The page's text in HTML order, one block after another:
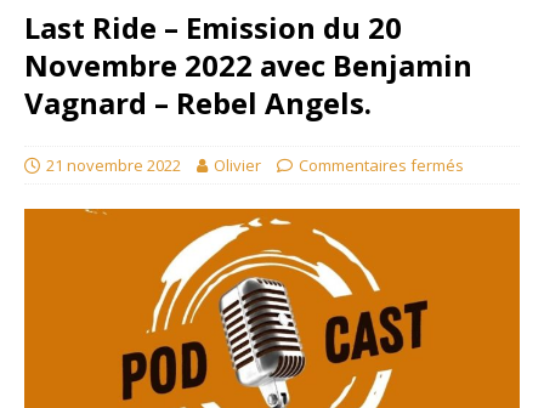
Last Ride – Emission du 20
Novembre 2022 avec Benjamin
Vagnard – Rebel Angels.
21 novembre 2022 Olivier Commentaires fermés